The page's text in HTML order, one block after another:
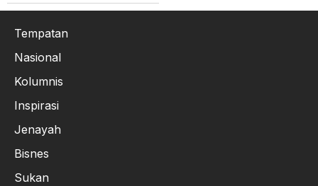
Tempatan
Nasional
Kolumnis
Inspirasi
Jenayah
Bisnes
Sukan